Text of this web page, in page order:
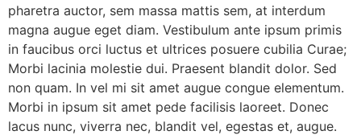
pharetra auctor, sem massa mattis sem, at interdum
magna augue eget diam. Vestibulum ante ipsum primis
in faucibus orci luctus et ultrices posuere cubilia Curae;
Morbi lacinia molestie dui. Praesent blandit dolor. Sed
non quam. In vel mi sit amet augue congue elementum.
Morbi in ipsum sit amet pede facilisis laoreet. Donec
lacus nunc, viverra nec, blandit vel, egestas et, augue.